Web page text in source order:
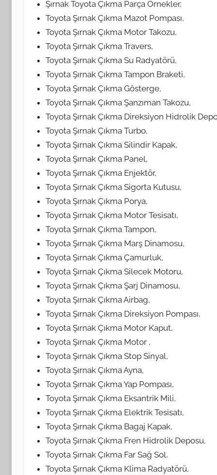
Şırnak Toyota Çıkma Parça Örnekler,
Toyota Şırnak Çıkma Mazot Pompası,
Toyota Şırnak Çıkma Motor Takozu,
Toyota Şırnak Çıkma Travers,
Toyota Şırnak Çıkma Su Radyatörü,
Toyota Şırnak Çıkma Tampon Braketi,
Toyota Şırnak Çıkma Gösterge,
Toyota Şırnak Çıkma Şanzıman Takozu,
Toyota Şırnak Çıkma Direksiyon Hidrolik
Toyota Şırnak Çıkma Turbo,
Toyota Şırnak Çıkma Silindir Kapak,
Toyota Şırnak Çıkma Panel,
Toyota Şırnak Çıkma Enjektör,
Toyota Şırnak Çıkma Sigorta Kutusu,
Toyota Şırnak Çıkma Porya,
Toyota Şırnak Çıkma Motor Tesisatı,
Toyota Şırnak Çıkma Tampon,
Toyota Şırnak Çıkma Marş Dinamosu,
Toyota Şırnak Çıkma Çamurluk,
Toyota Şırnak Çıkma Silecek Motoru,
Toyota Şırnak Çıkma Şarj Dinamosu,
Toyota Şırnak Çıkma Airbag,
Toyota Şırnak Çıkma Direksiyon Pompası,
Toyota Şırnak Çıkma Motor Kaput,
Toyota Şırnak Çıkma Motor ,
Toyota Şırnak Çıkma Stop Sinyal,
Toyota Şırnak Çıkma Ayna,
Toyota Şırnak Çıkma Yap Pompası,
Toyota Şırnak Çıkma Eksantrik Mili,
Toyota Şırnak Çıkma Elektrik Tesisatı,
Toyota Şırnak Çıkma Bagaj Kapak,
Toyota Şırnak Çıkma Fren Hidrolik Deposu,
Toyota Şırnak Çıkma Far Sağ Sol,
Toyota Şırnak Çıkma Klima Radyatörü,